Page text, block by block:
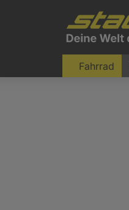
Fahrrad